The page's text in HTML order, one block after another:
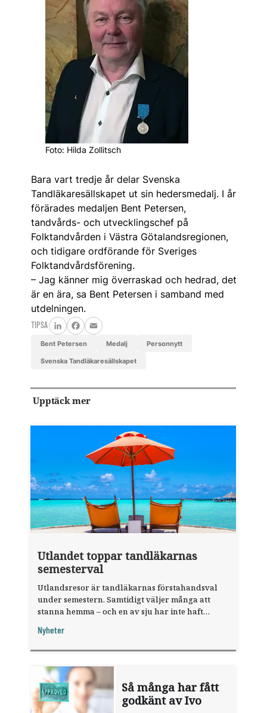
Foto: Hilda Zollitsch
Bara vart tredje år delar Svenska
Tandläkaresällskapet ut sin hedersmedalj. I år
förärades medaljen Bent Petersen,
tandvårds- och utvecklingschef på
Folktandvården i Västra Götalandsregionen,
och tidigare ordförande för Sveriges
Folktandvårdsförening.
– Jag känner mig överraskad och hedrad, det
är en ära, sa Bent Petersen i samband med
utdelningen.
TIPSA
LinkedInFacebook
Email
Bent Petersen medalj personnytt
Svenska Tandläkaresällskapet
Upptäck mer
Utlandet toppar tandläkarnas
semesterval
Utlandsresor är tandläkarnas förstahandsval
under semestern. Samtidigt väljer många att
stanna hemma – och en av sju har inte haft
fråga".
Nyheter
Så många har fått
godkänt av Ivo